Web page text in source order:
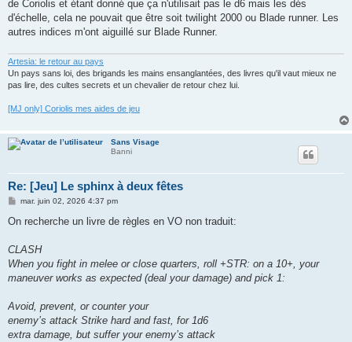
a
g
de Coriolis et étant donné que ça n'utilisait pas le d6 mais les dés
d'échelle, cela ne pouvait que être soit twilight 2000 ou Blade runner. Les
autres indices m'ont aiguillé sur Blade Runner.
Artesia: le retour au pays
Un pays sans loi, des brigands les mains ensanglantées, des livres qu'il vaut mieux ne
pas lire, des cultes secrets et un chevalier de retour chez lui.
[MJ only] Coriolis mes aides de jeu
Sans Visage
Banni
Re: [Jeu] Le sphinx à deux fêtes
M
s
g
mar. juin 02, 2026 4:37 pm
On recherche un livre de règles en VO non traduit:
CLASH
When you fight in melee or close quarters, roll +STR: on a 10+, your
maneuver works as expected (deal your damage) and pick 1:
Avoid, prevent, or counter your
enemy’s attack Strike hard and fast, for 1d6
extra damage, but suffer your enemy’s attack